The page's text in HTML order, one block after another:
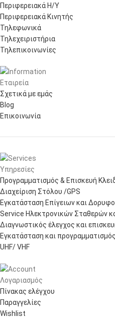
Περιφερειακά Η/Υ
Περιφερειακά Κινητής
Τηλεφωνικά
Τηλεχειριστήρια
Τηλεπικοινωνίες
Εταιρεία
Σχετικά με εμάς
Blog
Επικοινωνία
Υπηρεσίες
Προγραμματισμός & Επισκευή
Διαχείριση Στόλου /GPS
Εγκατάσταση Επίγειων και
Service Ηλεκτρονικών Σταθερών
Διαγνωστικός έλεγχος και
Εγκατάσταση και
UHF/ VHF
Λογαριασμός
Πίνακας ελέγχου
Παραγγελίες
Wishlist